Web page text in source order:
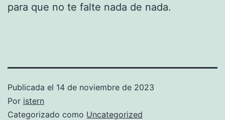
para que no te falte nada de nada.
Publicada el 14 de noviembre de 2023
Por istern
Categorizado como Uncategorized